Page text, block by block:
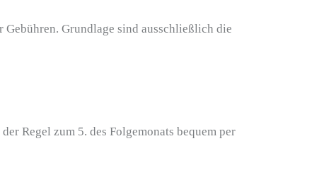
Grundlage sind ausschließlich die
Regel zum 5. des Folgemonats bequem per